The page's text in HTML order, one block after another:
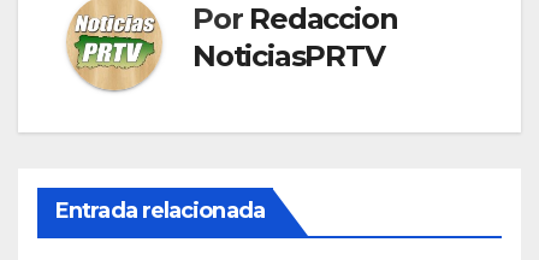
Por Redaccion
NoticiasPRTV
Entrada relacionada